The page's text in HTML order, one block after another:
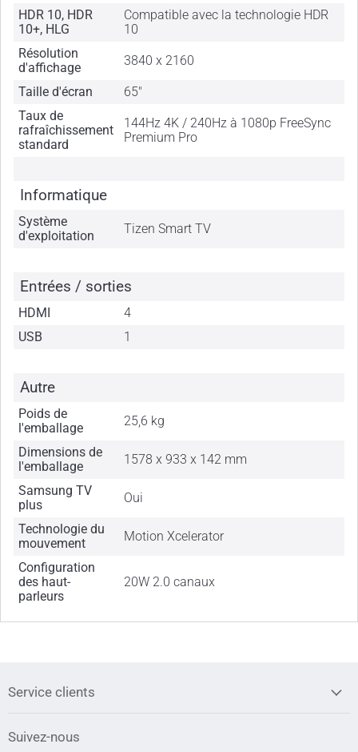
HDR 10, HDR
10+, HLG
Compatible avec la technologie HDR
10
Résolution
d'affichage
3840 x 2160
Taille d'écran
65"
Taux de
rafraîchissement
standard
144Hz 4K / 240Hz à 1080p FreeSync
Premium Pro
Informatique
Système
d'exploitation
Tizen Smart TV
Entrées / sorties
HDMI
4
USB
1
Autre
Poids de
l'emballage
25,6 kg
Dimensions de
l'emballage
1578 x 933 x 142 mm
Samsung TV
plus
Oui
Technologie du
mouvement
Motion Xcelerator
Configuration
des haut-
parleurs
20W 2.0 canaux
Service clients
Suivez-nous